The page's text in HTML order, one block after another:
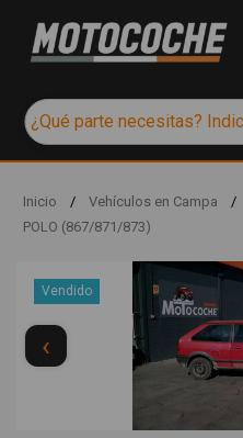
Inicio / Vehículos en Campa /
POLO (867/871/873)
Vendido
‹